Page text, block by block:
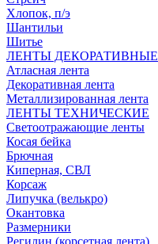
Хлопок, п/э
Шантильи
Шитье
ЛЕНТЫ ДЕКОРАТИВНЫЕ
Атласная лента
Декоративная лента
Металлизированная лента
ЛЕНТЫ ТЕХНИЧЕСКИЕ
Светоотражающие ленты
Косая бейка
Брючная
Киперная, СВЛ
Корсаж
Липучка (велькро)
Окантовка
Размерники
Регилин (корсетная лента)